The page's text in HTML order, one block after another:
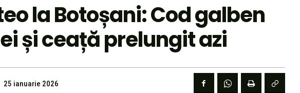
la Botoșani: Cod galben
și ceață prelungit azi
25 ianuarie 2026